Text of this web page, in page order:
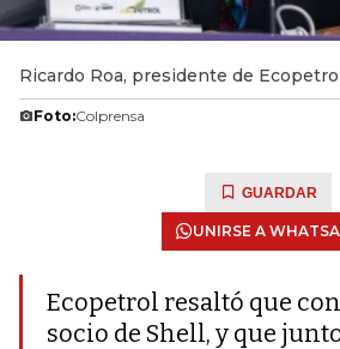
Ricardo Roa, presidente de
Foto:Colprensa
GUARDAR
UNIRSE A
Ecopetrol resaltó que
socio de Shell, y que